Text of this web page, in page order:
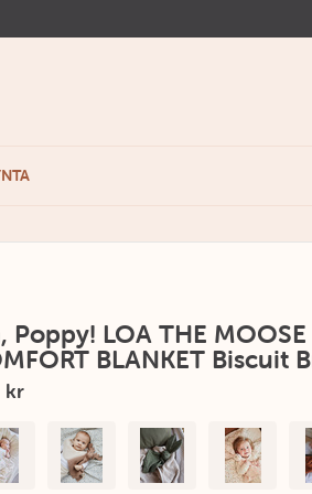
Poppy! LOA THE
BLANKET Biscuit
kr